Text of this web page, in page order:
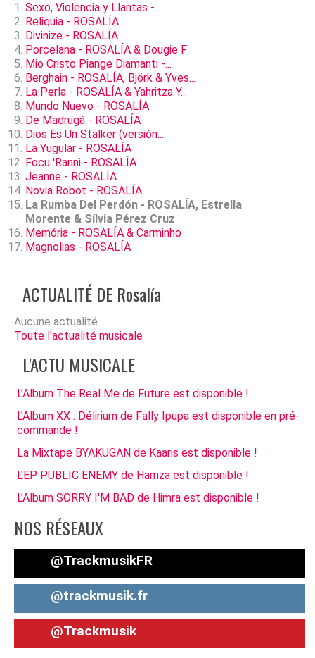
Sexo, Violencia y Llantas -...
Reliquia - ROSALÍA
Divinize - ROSALÍA
Porcelana - ROSALÍA & Dougie F
Mio Cristo Piange Diamanti -...
Berghain - ROSALÍA, Björk & Yves...
La Perla - ROSALÍA & Yahritza Y...
Mundo Nuevo - ROSALÍA
De Madrugá - ROSALÍA
Dios Es Un Stalker (versión...
La Yugular - ROSALÍA
Focu 'Ranni - ROSALÍA
Jeanne - ROSALÍA
Novia Robot - ROSALÍA
La Rumba Del Perdón - ROSALÍA, Estrella
Morente & Sílvia Pérez Cruz
Memória - ROSALÍA & Carminho
Magnolias - ROSALÍA
ACTUALITÉ DE Rosalía
Aucune actualité
Toute l'actualité musicale
L'ACTU MUSICALE
L'Album The Real Me de Future est disponible !
L'Album XX : Délirium de Fally Ipupa est disponible en pré-
commande !
La Mixtape BYAKUGAN de Kaaris est disponible !
L'EP PUBLIC ENEMY de Hamza est disponible !
L'Album SORRY I'M BAD de Himra est disponible !
NOS RÉSEAUX
@TrackmusikFR
@trackmusik.fr
@Trackmusik